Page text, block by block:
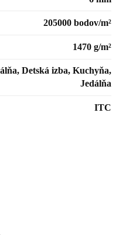
205000 bodov/m²
1470 g/m²
Detská izba, Kuchyňa,
Jedálňa
ITC